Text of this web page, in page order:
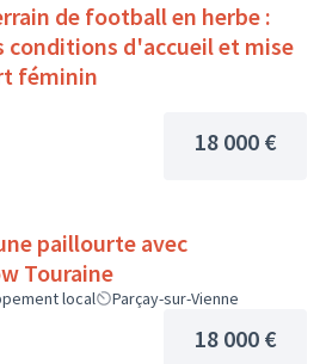
de football en herbe :
conditions d'accueil et mise
féminin
18 000 €
paillourte avec
Touraine
local Parçay-sur-Vienne
18 000 €